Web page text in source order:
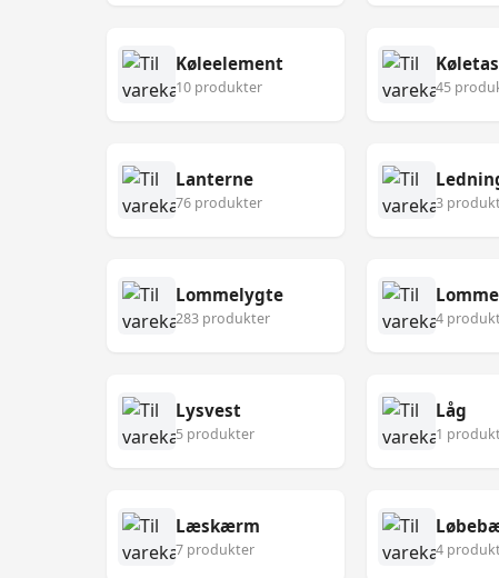
Køleelement
10 produkter 45
Lanterne
76 produkter 3
Lommelygte
283 produkter 4
Lysvest
5 produkter
Låg
1
Læskærm
7 produkter 4